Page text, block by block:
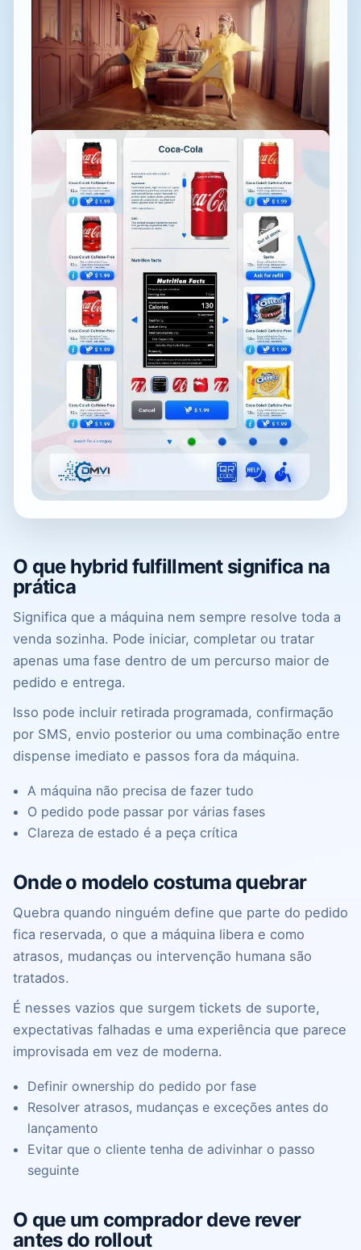
O que hybrid fulfillment significa na
prática
Significa que a máquina nem sempre resolve toda a
venda sozinha. Pode iniciar, completar ou tratar
apenas uma fase dentro de um percurso maior de
pedido e entrega.
Isso pode incluir retirada programada, confirmação
por SMS, envio posterior ou uma combinação entre
dispense imediato e passos fora da máquina.
A máquina não precisa de fazer tudo
O pedido pode passar por várias fases
Clareza de estado é a peça crítica
Onde o modelo costuma quebrar
Quebra quando ninguém define que parte do pedido
fica reservada, o que a máquina libera e como
atrasos, mudanças ou intervenção humana são
tratados.
É nesses vazios que surgem tickets de suporte,
expectativas falhadas e uma experiência que parece
improvisada em vez de moderna.
Definir ownership do pedido por fase
Resolver atrasos, mudanças e exceções antes do
lançamento
Evitar que o cliente tenha de adivinhar o passo
seguinte
O que um comprador deve rever
antes do rollout